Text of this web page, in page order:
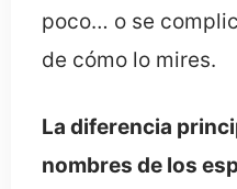
poco… o se
de cómo lo mires.
La diferencia
nombres de los